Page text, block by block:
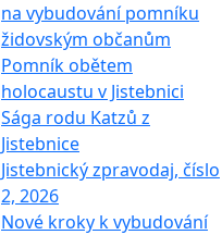
na vybudování pomníku
židovským občanům
Pomník obětem
holocaustu v Jistebnici
Sága rodu Katzů z
Jistebnice
Jistebnický zpravodaj, číslo
2, 2026
Nové kroky k vybudování